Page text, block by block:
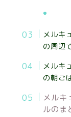
メルキ
の周辺
メルキ
の朝ご
メルキ
ルのま